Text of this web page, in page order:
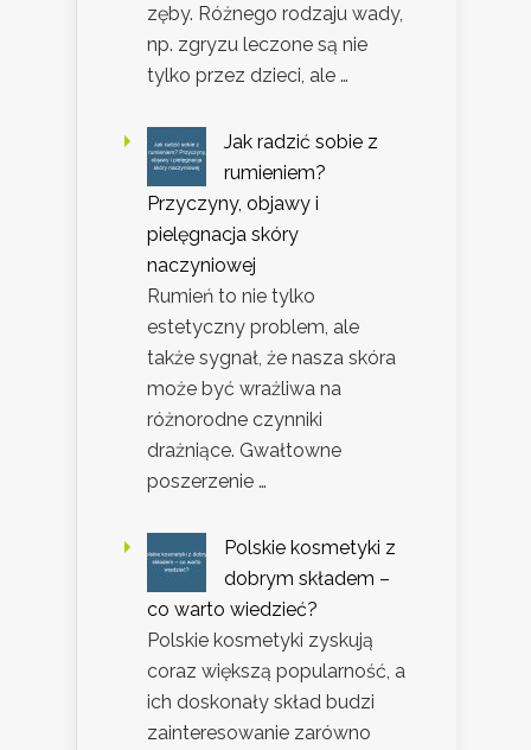
zęby. Różnego rodzaju wady,
np. zgryzu leczone są nie
tylko przez dzieci, ale …
Jak radzić sobie z
rumieniem?
Przyczyny, objawy i
pielęgnacja skóry
naczyniowej
Rumień to nie tylko
estetyczny problem, ale
także sygnał, że nasza skóra
może być wrażliwa na
różnorodne czynniki
drażniące. Gwałtowne
poszerzenie …
Polskie kosmetyki z
dobrym składem –
co warto wiedzieć?
Polskie kosmetyki zyskują
coraz większą popularność, a
ich doskonały skład budzi
zainteresowanie zarówno